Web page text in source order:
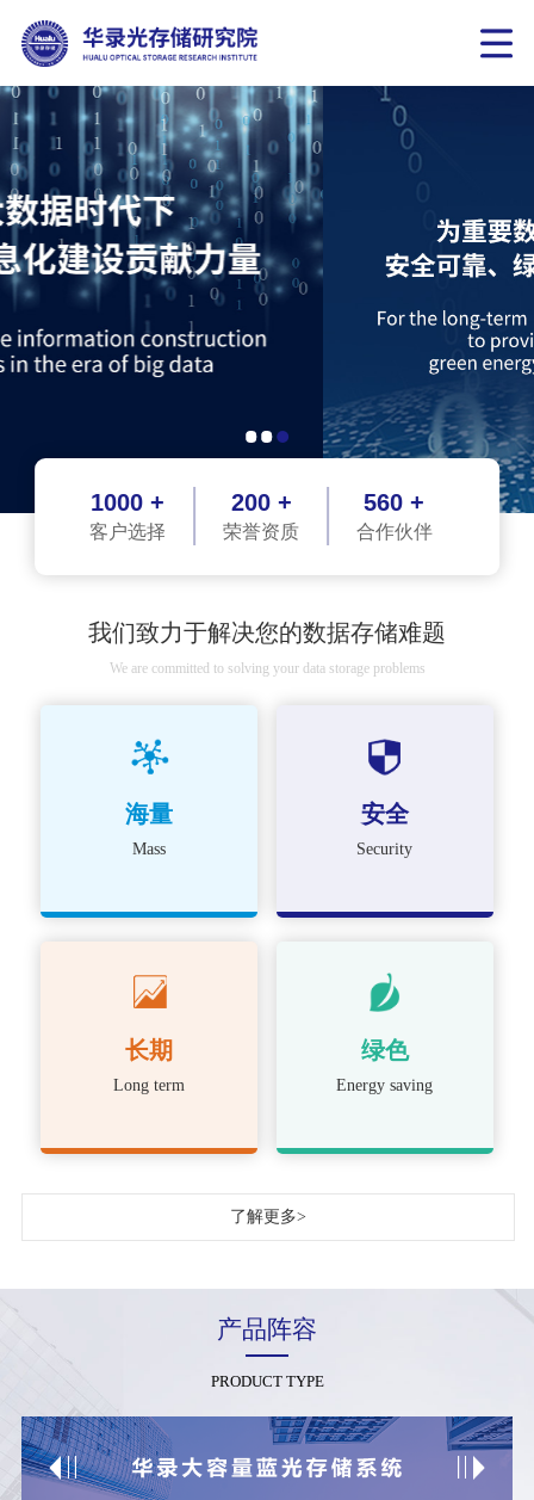
1000 +
客户选择
200 +
荣誉资质
560 +
合作伙伴
我们致力于解决您的数据存储难题
We are committed to solving your data storage problems
海量
Mass
安全
Security
长期
Long term
绿色
Energy saving
了解更多>
产品阵容
PRODUCT TYPE